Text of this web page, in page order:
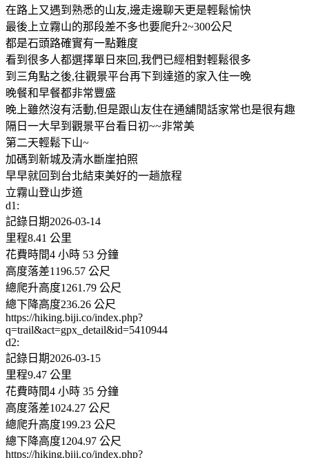
在路上又遇到熟悉的山友,邊走邊聊天更是輕鬆愉快
最後上立霧山的那段差不多也要爬升2~300公尺
都是石頭路確實有一點難度
看到很多人都選擇單日來回,我們已經相對輕鬆很多
到三角點之後,往觀景平台再下到達道的家入住一晚
晚餐和早餐都非常豐盛
晚上雖然沒有活動,但是跟山友住在通舖閒話家常也是很有趣
隔日一大早到觀景平台看日初~~非常美
第二天輕鬆下山~
加碼到新城及清水斷崖拍照
早早就回到台北結束美好的一趟旅程
立霧山登山步道
d1:
記錄日期2026-03-14
里程8.41 公里
花費時間4 小時 53 分鐘
高度落差1196.57 公尺
總爬升高度1261.79 公尺
總下降高度236.26 公尺
https://hiking.biji.co/index.php?
q=trail&act=gpx_detail&id=5410944
d2:
記錄日期2026-03-15
里程9.47 公里
花費時間4 小時 35 分鐘
高度落差1024.27 公尺
總爬升高度199.23 公尺
總下降高度1204.97 公尺
https://hiking.biji.co/index.php?